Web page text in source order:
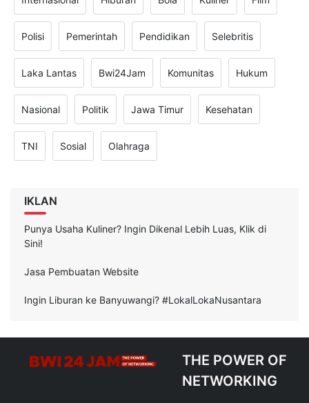
Polisi Pemerintah Pendidikan Selebritis
Laka Lantas Bwi24Jam Komunitas Hukum
Nasional Politik Jawa Timur Kesehatan
TNI Sosial Olahraga
IKLAN
Punya Usaha Kuliner? Ingin Dikenal Lebih Luas, Klik di
Sini!
Jasa Pembuatan Website
Ingin Liburan ke Banyuwangi? #LokalLokaNusantara
THE POWER OF
NETWORKING